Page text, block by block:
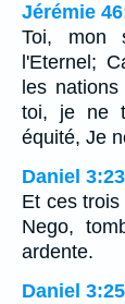
Jérémie
Toi, mon
l'Eternel;
les
toi, je ne
équité, Je
Daniel 3:23
Et ces
Nego,
ardente.
Daniel 3:25